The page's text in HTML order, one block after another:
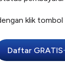
klik tombol
Daftar GRATIS